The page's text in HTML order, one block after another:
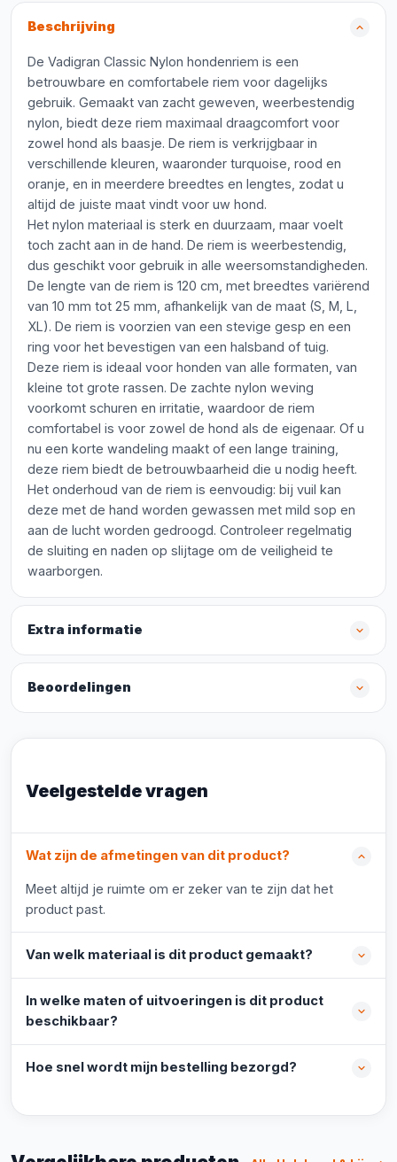
Beschrijving
De Vadigran Classic Nylon hondenriem is een
betrouwbare en comfortabele riem voor dagelijks
gebruik. Gemaakt van zacht geweven, weerbestendig
nylon, biedt deze riem maximaal draagcomfort voor
zowel hond als baasje. De riem is verkrijgbaar in
verschillende kleuren, waaronder turquoise, rood en
oranje, en in meerdere breedtes en lengtes, zodat u
altijd de juiste maat vindt voor uw hond.
Het nylon materiaal is sterk en duurzaam, maar voelt
toch zacht aan in de hand. De riem is weerbestendig,
dus geschikt voor gebruik in alle weersomstandigheden.
De lengte van de riem is 120 cm, met breedtes variërend
van 10 mm tot 25 mm, afhankelijk van de maat (S, M, L,
XL). De riem is voorzien van een stevige gesp en een
ring voor het bevestigen van een halsband of tuig.
Deze riem is ideaal voor honden van alle formaten, van
kleine tot grote rassen. De zachte nylon weving
voorkomt schuren en irritatie, waardoor de riem
comfortabel is voor zowel de hond als de eigenaar. Of u
nu een korte wandeling maakt of een lange training,
deze riem biedt de betrouwbaarheid die u nodig heeft.
Het onderhoud van de riem is eenvoudig: bij vuil kan
deze met de hand worden gewassen met mild sop en
aan de lucht worden gedroogd. Controleer regelmatig
de sluiting en naden op slijtage om de veiligheid te
waarborgen.
Extra informatie
Beoordelingen
Veelgestelde vragen
Wat zijn de afmetingen van dit product?
Meet altijd je ruimte om er zeker van te zijn dat het
product past.
Van welk materiaal is dit product gemaakt?
In welke maten of uitvoeringen is dit product
beschikbaar?
Hoe snel wordt mijn bestelling bezorgd?